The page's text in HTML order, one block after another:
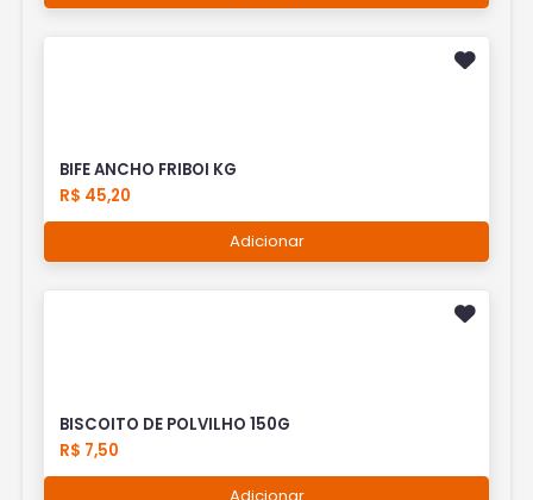
BIFE ANCHO FRIBOI KG
R$ 45,20
Adicionar
BISCOITO DE POLVILHO 150G
R$ 7,50